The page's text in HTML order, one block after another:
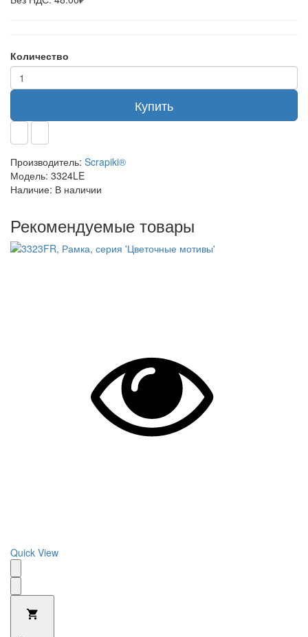
Количество
Купить
Производитель: Scrapiki®
Модель: 3324LE
Наличие: В наличии
Рекомендуемые товары
Quick View